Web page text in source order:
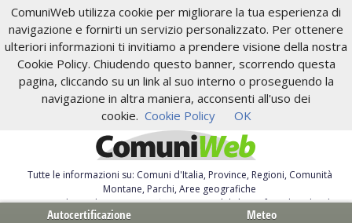
ComuniWeb utilizza cookie per migliorare la tua esperienza di
navigazione e fornirti un servizio personalizzato. Per ottenere
ulteriori informazioni ti invitiamo a prendere visione della nostra
Cookie Policy. Chiudendo questo banner, scorrendo questa
pagina, cliccando su un link al suo interno o proseguendo la
navigazione in altra maniera, acconsenti all'uso dei
cookie. Cookie Policy OK
Tutte le informazioni su: Comuni d'Italia, Province, Regioni, Comunità
Montane, Parchi, Aree geografiche
Servizi al Cittadino. Autocertificazione, moduli, leggi, free download
Autocertificazione
Meteo